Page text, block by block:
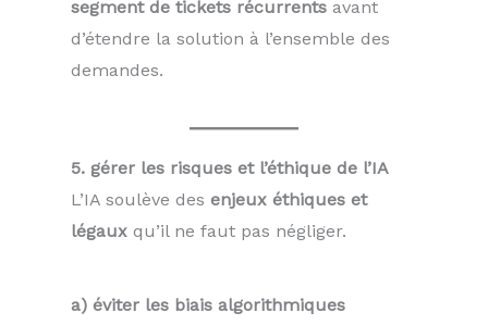
segment de tickets récurrents avant
d’étendre la solution à l’ensemble des
demandes.
5. gérer les risques et l’éthique de l’IA
L’IA soulève des enjeux éthiques et
légaux qu’il ne faut pas négliger.
a) éviter les biais algorithmiques